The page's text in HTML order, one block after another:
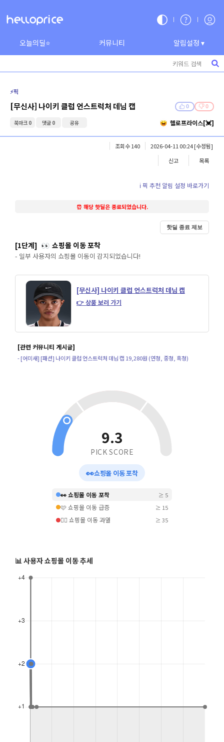
오늘의딜⭐ 커뮤니티 알림설정 ▾
⚡️픽
[무신사] 나이키 클럽 언스트럭처 데님 캡 0 0
북마크 0 댓글 0 공유 헬로프라이스[💓]
조회수 140 2026-04-11 00:24[수정됨]
신고
목록
ℹ️ 픽 추천 알림 설정 바로가기
⏰ 해당 핫딜은 종료되었습니다.
핫딜 종료 제보
[1단계] 👀 쇼핑몰 이동 포착
- 일부 사용자의 쇼핑몰 이동이 감지되었습니다!
[무신사] 나이키 클럽 언스트럭처 데님 캡
👉 상품 보러 가기
[관련 커뮤니티 게시글]
- [어미새] [패션] 나이키 클럽 언스트럭처 데님 캡 19,280원 (연청, 중청, 흑청)
9.3
PICK SCORE
👀쇼핑몰 이동 포착
👀 쇼핑몰 이동 포착 ≥ 5
🩷 쇼핑몰 이동 급증 ≥ 15
❤️‍🔥 쇼핑몰 이동 과열 ≥ 35
📊 사용자 쇼핑몰 이동 추세